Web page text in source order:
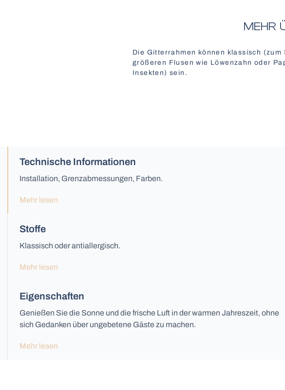
MEHR
Die Gitterrahmen können klassisch
größeren Flusen wie Löwenzahn oder
Insekten) sein.
Technische Informationen
Installation, Grenzabmessungen, Farben.
Mehr lesen
Stoffe
Klassisch oder antiallergisch.
Mehr lesen
Eigenschaften
Genießen Sie die Sonne und die frische Luft in der warmen Jahreszeit, ohne
sich Gedanken über ungebetene Gäste zu machen.
Mehr lesen